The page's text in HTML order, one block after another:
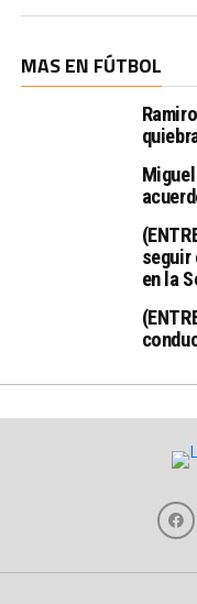
MAS EN FÚTBOL
seguir
en la